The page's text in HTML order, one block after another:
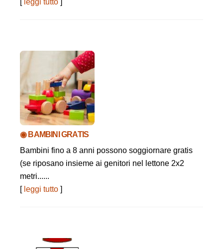
[ leggi tutto ]
◉ BAMBINI GRATIS
Bambini fino a 8 anni possono soggiornare gratis
(se riposano insieme ai genitori nel lettone 2x2
metri......
[ leggi tutto ]